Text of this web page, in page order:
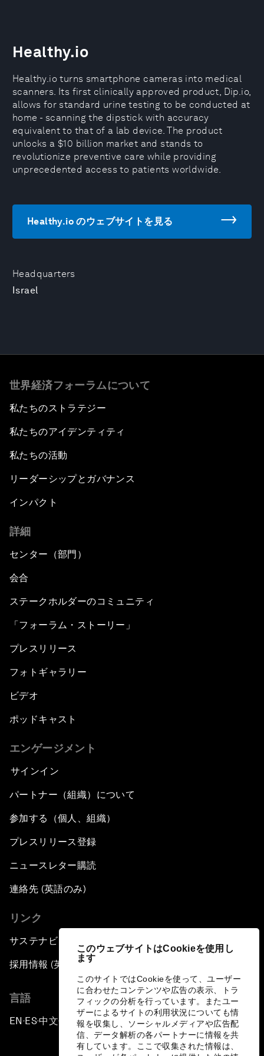
このウェブサイトはCookieを使用し
ます
このサイトではCookieを使って、ユーザー
に合わせたコンテンツや広告の表示、トラ
フィックの分析を行っています。またユー
ザーによるサイトの利用状況についても情
報を収集し、ソーシャルメディアや広告配
信、データ解析の各パートナーに情報を共
有しています。ここで収集された情報は、
Headquarters
Israel
Healthy.io
Healthy.io turns smartphone cameras into medical
scanners. Its first clinically approved product, Dip.io,
allows for standard urine testing to be conducted at
home - scanning the dipstick with accuracy
equivalent to that of a lab device. The product
unlocks a $10 billion market and stands to
revolutionize preventive care while providing
unprecedented access to patients worldwide.
Healthy.io のウェブサイトを見る
世界経済フォーラムについて
私たちのストラテジー
私たちのアイデンティティ
私たちの活動
リーダーシップとガバナンス
インパクト
詳細
センター（部門）
会合
ステークホルダーのコミュニティ
「フォーラム・ストーリー」
プレスリリース
フォトギャラリー
ビデオ
ポッドキャスト
エンゲージメント
サインイン
パートナー（組織）について
参加する（個人、組織）
プレスリリース登録
ニュースレター購読
連絡先 (英語のみ)
リンク
サステナビリティへの取り組み
採用情報 (英語のみ)
言語
EN ▪ES▪中文▪ 日本語